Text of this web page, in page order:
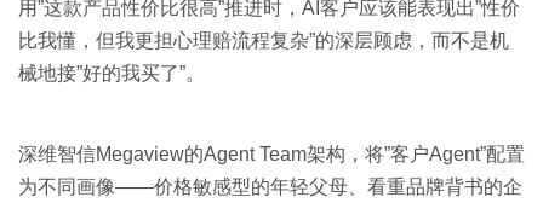
用”这款产品性价比很高”推进时，AI客户应该能表现出”性价
比我懂，但我更担心理赔流程复杂”的深层顾虑，而不是机
械地接”好的我买了”。
深维智信Megaview的Agent Team架构，将”客户Agent”配置
为不同画像——价格敏感型的年轻父母、看重品牌背书的企